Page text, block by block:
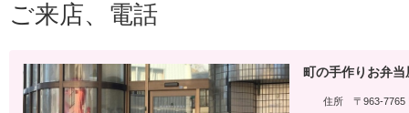
ご来店、電話
町の手作りお弁
住所 〒963-7765